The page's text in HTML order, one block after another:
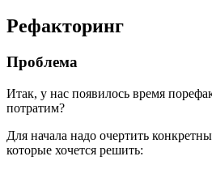
Рефакторинг
Проблема
Итак, у нас появилось время
потратим?
Для начала надо очертить
которые хочется решить: